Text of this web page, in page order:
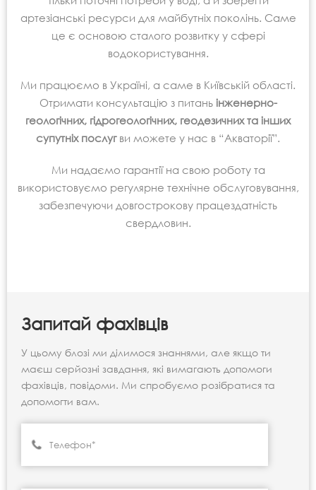
артезіанські ресурси для майбутніх поколінь. Саме
це є основою сталого розвитку у сфері
водокористування.
Ми працюємо в Україні, а саме в Київській області.
Отримати консультацію з питаньінженерно-
геологічних, гідрогеологічних, геодезичних та інших
супутніх послугви можете у нас в “Акваторії”.
Ми надаємо гарантії на свою роботу та
використовуємо регулярне технічне обслуговування,
забезпечуючи довгострокову працездатність
свердловин.
Запитай фахівців
У цьому блозі ми ділимося знаннями, але якщо ти
маєш серйозні завдання, які вимагають допомоги
фахівців, повідоми. Ми спробуємо розібратися та
допомогти вам.